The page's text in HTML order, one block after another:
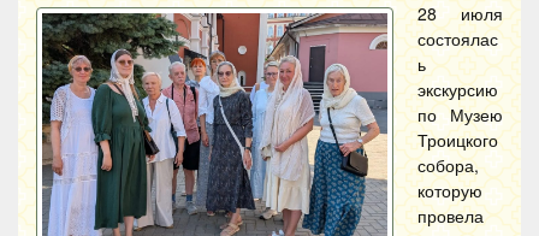
28 июля
состоялас
ь
экскурсию
по Музею
Троицкого
собора,
которую
провела